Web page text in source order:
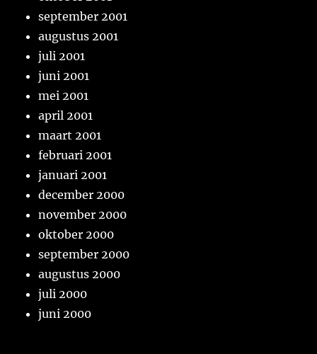
september 2001
augustus 2001
juli 2001
juni 2001
mei 2001
april 2001
maart 2001
februari 2001
januari 2001
december 2000
november 2000
oktober 2000
september 2000
augustus 2000
juli 2000
juni 2000